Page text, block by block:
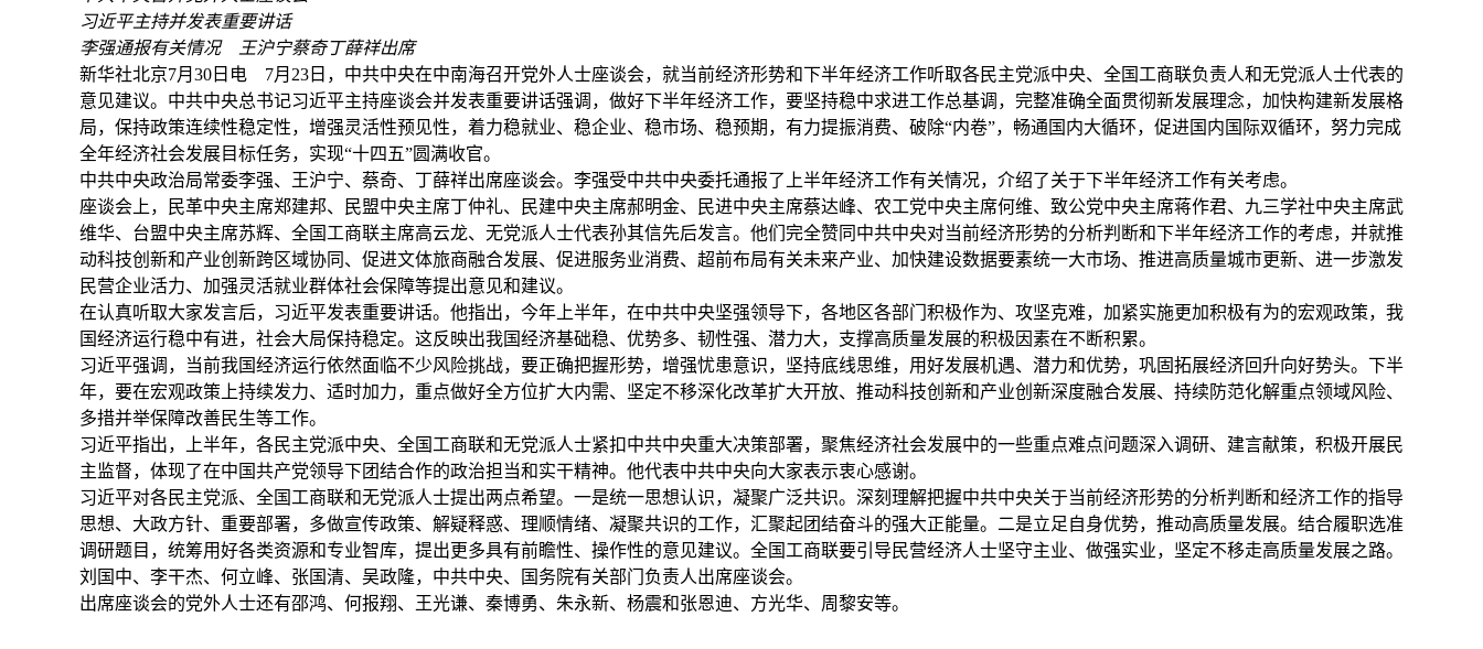
习近平主持并发表重要讲话
李强通报有关情况 王沪宁蔡奇丁薛祥出席
新华社北京7月30日电 7月23日，中共中央在中南海召开党外人士座谈会，就当前经济形势和下半年经济工作听取各民主党派中央、全国工商联负责人和无党派人士代表的
意见建议。中共中央总书记习近平主持座谈会并发表重要讲话强调，做好下半年经济工作，要坚持稳中求进工作总基调，完整准确全面贯彻新发展理念，加快构建新发展格
局，保持政策连续性稳定性，增强灵活性预见性，着力稳就业、稳企业、稳市场、稳预期，有力提振消费、破除“内卷”，畅通国内大循环，促进国内国际双循环，努力完成
全年经济社会发展目标任务，实现“十四五”圆满收官。
中共中央政治局常委李强、王沪宁、蔡奇、丁薛祥出席座谈会。李强受中共中央委托通报了上半年经济工作有关情况，介绍了关于下半年经济工作有关考虑。
座谈会上，民革中央主席郑建邦、民盟中央主席丁仲礼、民建中央主席郝明金、民进中央主席蔡达峰、农工党中央主席何维、致公党中央主席蒋作君、九三学社中央主席武
维华、台盟中央主席苏辉、全国工商联主席高云龙、无党派人士代表孙其信先后发言。他们完全赞同中共中央对当前经济形势的分析判断和下半年经济工作的考虑，并就推
动科技创新和产业创新跨区域协同、促进文体旅商融合发展、促进服务业消费、超前布局有关未来产业、加快建设数据要素统一大市场、推进高质量城市更新、进一步激发
民营企业活力、加强灵活就业群体社会保障等提出意见和建议。
在认真听取大家发言后，习近平发表重要讲话。他指出，今年上半年，在中共中央坚强领导下，各地区各部门积极作为、攻坚克难，加紧实施更加积极有为的宏观政策，我
国经济运行稳中有进，社会大局保持稳定。这反映出我国经济基础稳、优势多、韧性强、潜力大，支撑高质量发展的积极因素在不断积累。
习近平强调，当前我国经济运行依然面临不少风险挑战，要正确把握形势，增强忧患意识，坚持底线思维，用好发展机遇、潜力和优势，巩固拓展经济回升向好势头。下半
年，要在宏观政策上持续发力、适时加力，重点做好全方位扩大内需、坚定不移深化改革扩大开放、推动科技创新和产业创新深度融合发展、持续防范化解重点领域风险、
多措并举保障改善民生等工作。
习近平指出，上半年，各民主党派中央、全国工商联和无党派人士紧扣中共中央重大决策部署，聚焦经济社会发展中的一些重点难点问题深入调研、建言献策，积极开展民
主监督，体现了在中国共产党领导下团结合作的政治担当和实干精神。他代表中共中央向大家表示衷心感谢。
习近平对各民主党派、全国工商联和无党派人士提出两点希望。一是统一思想认识，凝聚广泛共识。深刻理解把握中共中央关于当前经济形势的分析判断和经济工作的指导
思想、大政方针、重要部署，多做宣传政策、解疑释惑、理顺情绪、凝聚共识的工作，汇聚起团结奋斗的强大正能量。二是立足自身优势，推动高质量发展。结合履职选准
调研题目，统筹用好各类资源和专业智库，提出更多具有前瞻性、操作性的意见建议。全国工商联要引导民营经济人士坚守主业、做强实业，坚定不移走高质量发展之路。
刘国中、李干杰、何立峰、张国清、吴政隆，中共中央、国务院有关部门负责人出席座谈会。
出席座谈会的党外人士还有邵鸿、何报翔、王光谦、秦博勇、朱永新、杨震和张恩迪、方光华、周黎安等。